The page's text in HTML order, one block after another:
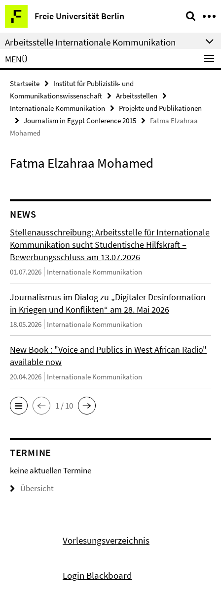
Springe
direkt
zu
Inhalt
Freie Universität Berlin
Service-
Navigation
Arbeitsstelle Internationale Kommunikation
MENÜ
Startseite
Institut für Publizistik- und
Kommunikationswissenschaft
Arbeitsstellen
Internationale Kommunikation
Projekte und Publikationen
Journalism in Egypt Conference 2015
Fatma Elzahraa
Mohamed
Fatma Elzahraa Mohamed
NEWS
Stellenausschreibung: Arbeitsstelle für Internationale
Kommunikation sucht Studentische Hilfskraft –
Bewerbungsschluss am 13.07.2026
01.07.2026 Internationale Kommunikation
Journalismus im Dialog zu „Digitaler Desinformation
in Kriegen und Konflikten“ am 28. Mai 2026
18.05.2026 Internationale Kommunikation
New Book : "Voice and Publics in West African Radio"
available now
20.04.2026 Internationale Kommunikation
1 / 10
TERMINE
keine aktuellen Termine
Übersicht
Vorlesungsverzeichnis
Login Blackboard